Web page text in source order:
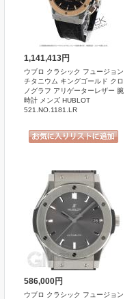
1,141,413円
ウブロ クラシック フュージョン
チタニウム キングゴールド クロ
ノグラフ アリゲーターレザー 腕
時計 メンズ HUBLOT
521.NO.1181.LR
586,000円
ウブロ クラシック フュージョン